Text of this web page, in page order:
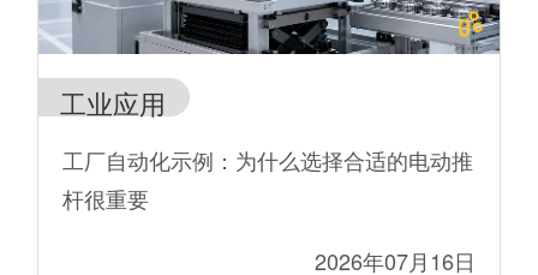
工业应用
工厂自动化示例：为什么选择合适的电动推
杆很重要
2026年07月16日